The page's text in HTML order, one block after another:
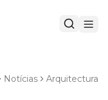
Notícias Arquitectura